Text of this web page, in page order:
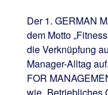
Der 1. GERMAN
dem Motto
die Verknüpfung
Manager-Alltag
FOR